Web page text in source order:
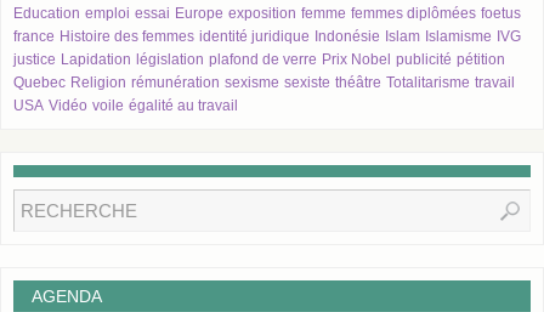
Education emploi essai Europe exposition femme femmes diplômées foetus
france Histoire des femmes identité juridique Indonésie Islam Islamisme IVG
justice Lapidation législation plafond de verre Prix Nobel publicité pétition
Quebec Religion rémunération sexisme sexiste théâtre Totalitarisme travail
USA Vidéo voile égalité au travail
AGENDA